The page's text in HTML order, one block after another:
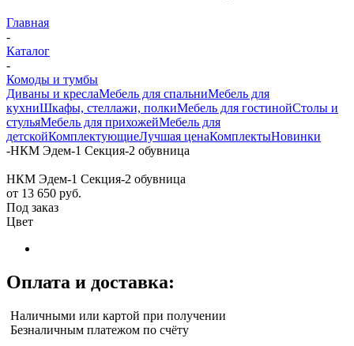
Главная
-
Каталог
-
Комоды и тумбы
Диваны и креслаМебель для спальниМебель для
кухниШкафы, стеллажи, полкиМебель для гостинойСтолы и
стульяМебель для прихожейМебель для
детскойКомплектующиеЛучшая ценаКомплектыНовинки
-НКМ Эдем-1 Секция-2 обувница
НКМ Эдем-1 Секция-2 обувница
от 13 650 руб.
Под заказ
Цвет
Оплата и доставка:
Наличными или картой при получении
Безналичным платежом по счёту